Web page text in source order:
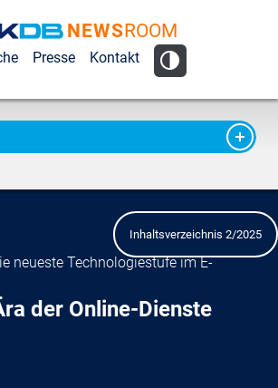
Anstalt
NEWSROOM
Presse Kontakt
Inhaltsverzeichnis 2/2025
neueste Technologiestufe im E-
der Online-Dienste